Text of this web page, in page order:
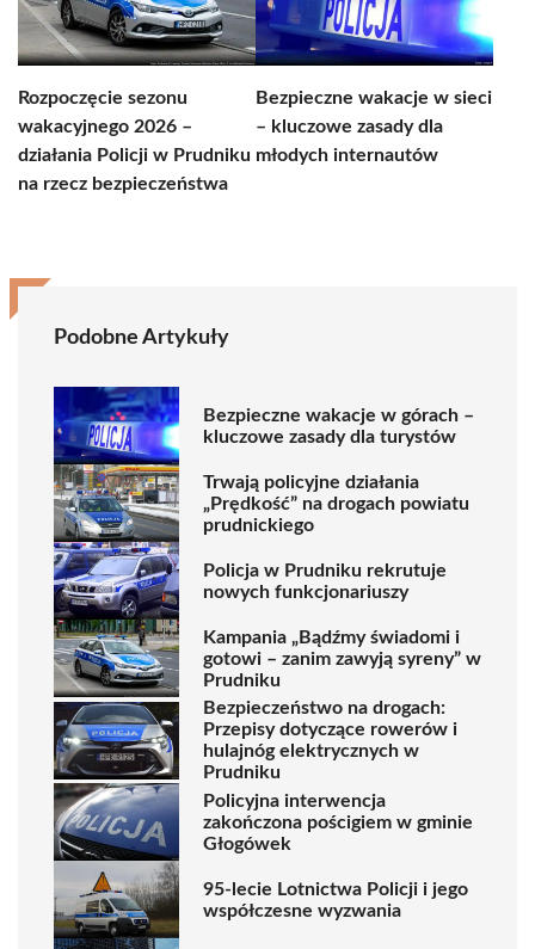
Rozpoczęcie sezonu
wakacyjnego 2026 –
działania Policji w Prudniku
na rzecz bezpieczeństwa
Bezpieczne wakacje w sieci
– kluczowe zasady dla
młodych internautów
Podobne Artykuły
Bezpieczne wakacje w górach –
kluczowe zasady dla turystów
Trwają policyjne działania
„Prędkość” na drogach powiatu
prudnickiego
Policja w Prudniku rekrutuje
nowych funkcjonariuszy
Kampania „Bądźmy świadomi i
gotowi – zanim zawyją syreny” w
Prudniku
Bezpieczeństwo na drogach:
Przepisy dotyczące rowerów i
hulajnóg elektrycznych w
Prudniku
Policyjna interwencja
zakończona pościgiem w gminie
Głogówek
95-lecie Lotnictwa Policji i jego
współczesne wyzwania